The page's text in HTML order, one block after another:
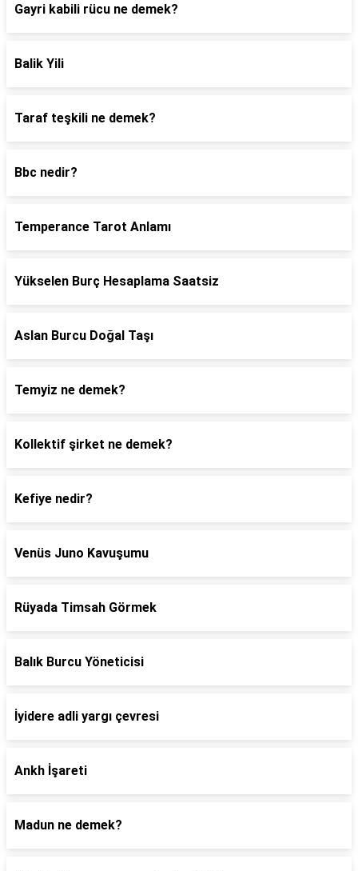
Gayri kabili rücu ne demek?
Balik Yili
Taraf teşkili ne demek?
Bbc nedir?
Temperance Tarot Anlamı
Yükselen Burç Hesaplama Saatsiz
Aslan Burcu Doğal Taşı
Temyiz ne demek?
Kollektif şirket ne demek?
Kefiye nedir?
Venüs Juno Kavuşumu
Rüyada Timsah Görmek
Balık Burcu Yöneticisi
İyidere adli yargı çevresi
Ankh İşareti
Madun ne demek?